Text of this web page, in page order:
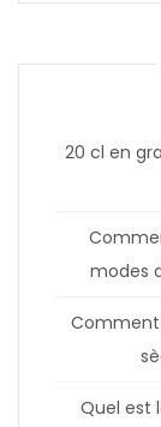
20 cl en
modes
Quel est